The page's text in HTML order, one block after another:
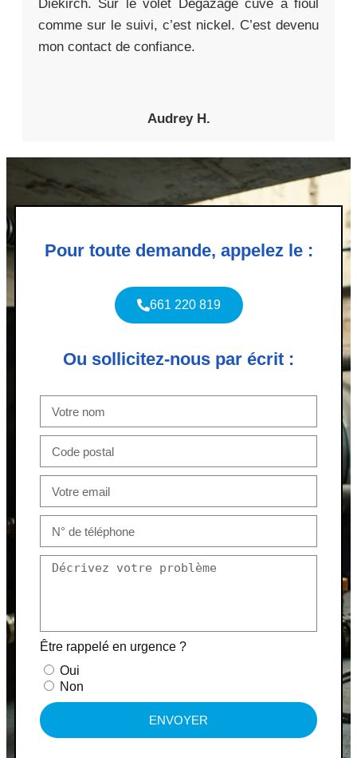
Diekirch. Sur le volet Dégazage cuve à fioul
comme sur le suivi, c’est nickel. C’est devenu
mon contact de confiance.
Audrey H.
Pour toute demande, appelez le :
661 220 819
Ou sollicitez-nous par écrit :
Être rappelé en urgence ?
Oui
Non
ENVOYER